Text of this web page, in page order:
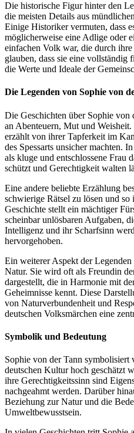
Die historische Figur hinter den
die meisten Details aus
Einige Historiker vermuten, dass
möglicherweise eine Adlige oder
einfachen Volk war, die durch
glauben, dass sie eine
die Werte und Ideale der
Die Legenden von Sophie von
Die Geschichten über Sophie
an Abenteuern, Mut und
erzählt von ihrer Tapferkeit im
des Spessarts unsicher machten.
als kluge und entschlossene Frau
schützt und Gerechtigkeit walten
Eine andere beliebte Erzählung
schwierige Rätsel zu lösen und
Geschichte stellt ein mächtiger
scheinbar unlösbaren Aufgaben,
Intelligenz und ihr Scharfsinn
hervorgehoben.
Ein weiterer Aspekt der
Natur. Sie wird oft als Freundin
dargestellt, die in Harmonie mit
Geheimnisse kennt. Diese
von Naturverbundenheit und
deutschen Volksmärchen eine
Symbolik und Bedeutung
Sophie von der Tann symbolisiert
deutschen Kultur hoch geschätzt
ihre Gerechtigkeitssinn sind
nachgeahmt werden. Darüber
Beziehung zur Natur und die
Umweltbewusstsein.